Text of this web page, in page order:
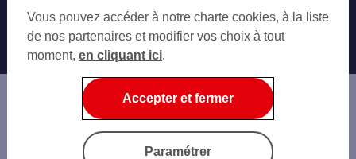
PLAISIR
VAUCRESSON
LOUVECIENNES GARE
VIROFLAY
VIROFLAY
LA CELLE-SAINT-CLOUD
PLAISIR
MAUREPAS
CHAVILLE
VÉLIZY-VILLACOUBLAY
VILLE-D'AVRAY
Autres sites SG
Professionnels
Entreprises
Associations
Banque privée
Economie Publique
Informations légales
Vous pouvez accéder à notre charte cookies, à la liste
de nos partenaires et modifier vos choix à tout
moment, en cliquant ici.
Accepter et fermer
Paramétrer